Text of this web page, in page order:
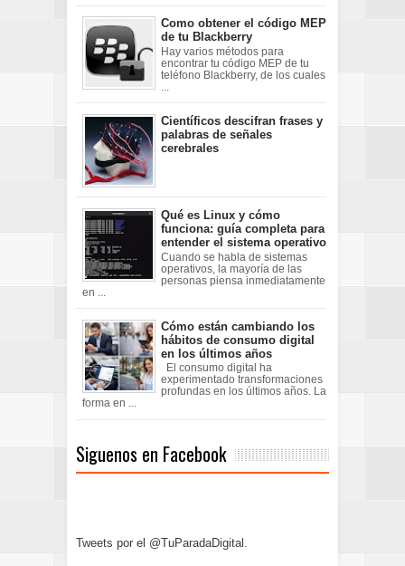
Como obtener el código MEP
de tu Blackberry
Hay varios métodos para
encontrar tu código MEP de tu
teléfono Blackberry, de los cuales
Científicos descifran frases y
palabras de señales
cerebrales
Qué es Linux y cómo
funciona: guía completa para
entender el sistema operativo
Cuando se habla de sistemas
operativos, la mayoría de las
personas piensa inmediatamente
en ...
Cómo están cambiando los
hábitos de consumo digital
en los últimos años
El consumo digital ha
experimentado transformaciones
profundas en los últimos años. La
forma en ...
Siguenos en Facebook
Tweets por el @TuParadaDigital.